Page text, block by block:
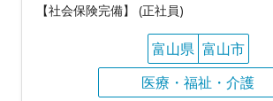
【社会保険完備】 (正社員)
富山県 富山市
医療・福祉・介護